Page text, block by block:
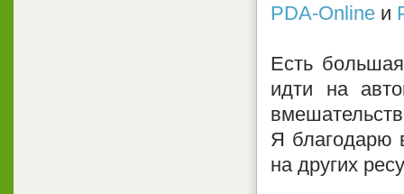
PDA-Online и
Есть
идти на
Я благодарю
на других